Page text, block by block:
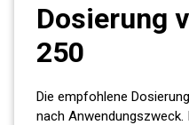
Dosierung
250
Die empfohlene
nach Anwendungszweck.